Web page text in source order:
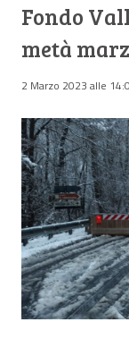
Fondo
metà
2 Marzo 2023 alle